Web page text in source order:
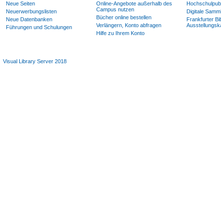
Neue Seiten
Neuerwerbungslisten
Neue Datenbanken
Führungen und Schulungen
Online-Angebote außerhalb des
Campus nutzen
Bücher online bestellen
Verlängern, Konto abfragen
Hilfe zu Ihrem Konto
Digitale
Frankfurter
Visual Library Server 2018